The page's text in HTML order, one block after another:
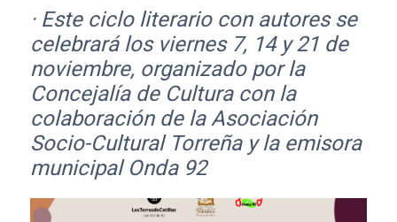
· Este ciclo literario con autores se
celebrará los viernes 7, 14 y 21 de
noviembre, organizado por la
Concejalía de Cultura con la
colaboración de la Asociación
Socio-Cultural Torreña y la emisora
municipal Onda 92